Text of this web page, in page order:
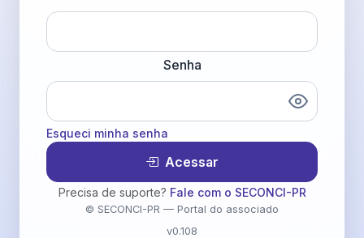
Senha
Esqueci minha senha
Acessar
Precisa de suporte? Fale com o SECONCI-PR
© SECONCI-PR — Portal do associado
v0.108